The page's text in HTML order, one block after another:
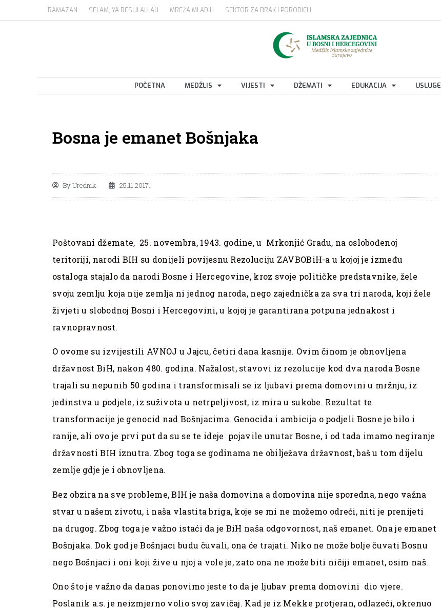
RAMAZAN SELAM, YA RESULALLAH MREŽA MLADIH SEKTOR ZA BRAK I PORODICU
POČETNA MEDŽLIS VIJESTI DŽEMATI EDUKACIJA USLUGE
Bosna je emanet Bošnjaka
ByUrednik 25.11.2017.
Poštovani džemate, 25. novembra, 1943. godine, u Mrkonjić Gradu, na oslobođenoj
teritoriji, narodi BIH su donijeli povijesnu Rezoluciju ZAVBOBiH-a u kojoj je između
ostaloga stajalo da narodi Bosne i Hercegovine, kroz svoje političke predstavnike, žele
svoju zemlju koja nije zemlja ni jednog naroda, nego zajednička za sva tri naroda, koji žele
živjeti u slobodnoj Bosni i Hercegovini, u kojoj je garantirana potpuna jednakost i
ravnopravnost.
O ovome su izvijestili AVNOJ u Jajcu, četiri dana kasnije. Ovim činom je obnovljena
državnost BiH, nakon 480. godina. Nažalost, stavovi iz rezolucije kod dva naroda Bosne
trajali su nepunih 50 godina i transformisali se iz ljubavi prema domovini u mržnju, iz
jedinstva u podjele, iz suživota u netrpeljivost, iz mira u sukobe. Rezultat te
transformacije je genocid nad Bošnjacima. Genocida i ambicija o podjeli Bosne je bilo i
ranije, ali ovo je prvi put da su se te ideje pojavile unutar Bosne, i od tada imamo negiranje
državnosti BIH iznutra. Zbog toga se godinama ne obilježava državnost, baš u tom dijelu
zemlje gdje je i obnovljena.
Bez obzira na sve probleme, BIH je naša domovina a domovina nije sporedna, nego važna
stvar u našem zivotu, i naša vlastita briga, koje se mi ne možemo odreći, niti je prenijeti
na drugog. Zbog toga je važno istaći da je BiH naša odgovornost, naš emanet. Ona je emanet
Bošnjaka. Dok god je Bošnjaci budu čuvali, ona će trajati. Niko ne može bolje čuvati Bosnu
nego Bošnjaci i oni koji žive u njoj a vole je, zato ona ne može biti ničiji emanet, osim naš.
Ono što je važno da danas ponovimo jeste to da je ljubav prema domovini dio vjere.
Poslanik a.s. je neizmjerno volio svoj zavičaj. Kad je iz Mekke protjeran, odlazeći, okrenuo